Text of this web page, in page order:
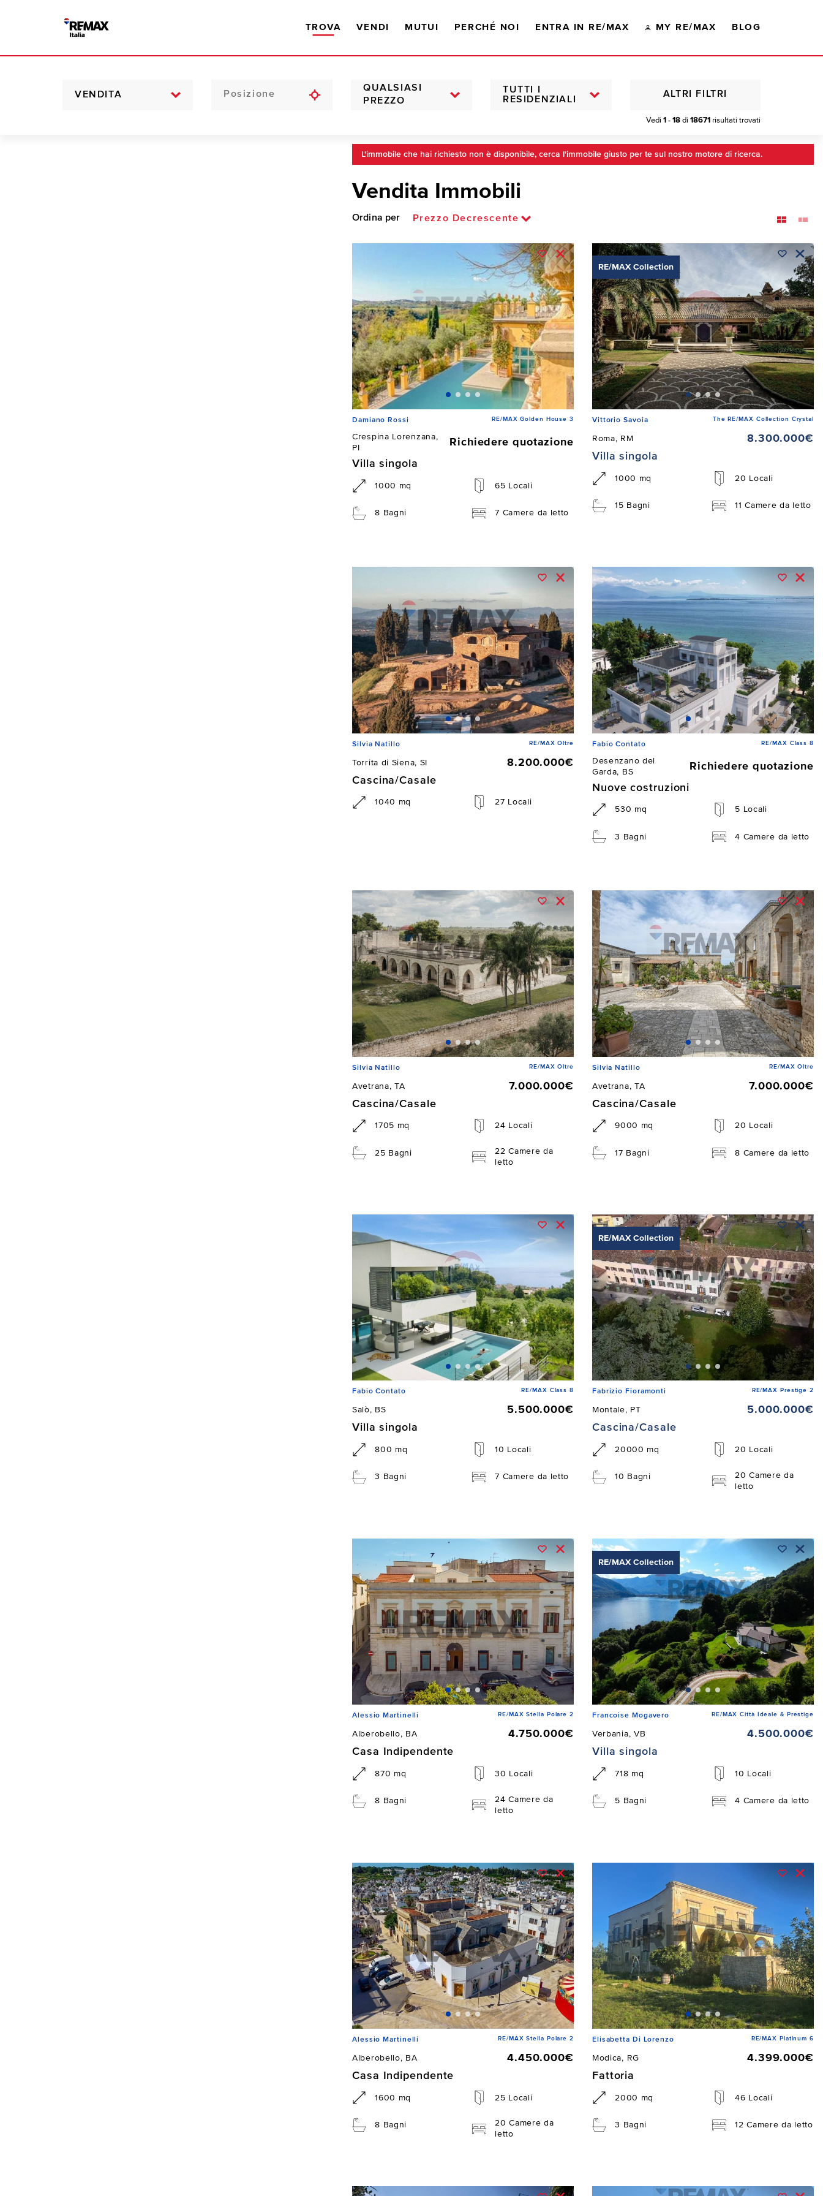
TROVA VENDI MUTUI PERCHÉ NOI ENTRA IN RE/MAX MY RE/MAX BLOG
VENDITA
QUALSIASI
PREZZO
TUTTI I
RESIDENZIALI
Vedi 1 - 18 di 18671 risultati trovati
ALTRI FILTRI
L'immobile che hai richiesto non è disponibile, cerca l'immobile giusto per te sul nostro motore di ricerca.
Vendita Immobili
Ordina per Prezzo Decrescente
Damiano Rossi RE/MAX Golden House 3
Crespina Lorenzana,
PI
Richiedere quotazione
Villa singola
1000 mq 65 Locali
8 Bagni 7 Camere da letto
RE/MAX Collection
Vittorio Savoia The RE/MAX Collection Crystal
Roma, RM
8.300.000€
Villa singola
1000 mq 20 Locali
15 Bagni 11 Camere da letto
Silvia Natillo RE/MAX Oltre
Torrita di Siena, SI
8.200.000€
Cascina/Casale
1040 mq 27 Locali
Fabio Contato RE/MAX Class 8
Desenzano del
Garda, BS
Richiedere quotazione
Nuove costruzioni
530 mq 5 Locali
3 Bagni 4 Camere da letto
Silvia Natillo RE/MAX Oltre
Avetrana, TA
7.000.000€
Cascina/Casale
1705 mq 24 Locali
25 Bagni
22 Camere da
letto
Silvia Natillo RE/MAX Oltre
Avetrana, TA
7.000.000€
Cascina/Casale
9000 mq 20 Locali
17 Bagni 8 Camere da letto
Fabio Contato RE/MAX Class 8
Salò, BS
5.500.000€
Villa singola
800 mq 10 Locali
3 Bagni 7 Camere da letto
RE/MAX Collection
Fabrizio Fioramonti RE/MAX Prestige 2
Montale, PT
5.000.000€
Cascina/Casale
20000 mq 20 Locali
10 Bagni
20 Camere da
letto
Alessio Martinelli RE/MAX Stella Polare 2
Alberobello, BA
4.750.000€
Casa Indipendente
870 mq 30 Locali
8 Bagni
24 Camere da
letto
RE/MAX Collection
Francoise Mogavero RE/MAX Città Ideale & Prestige
Verbania, VB
4.500.000€
Villa singola
718 mq 10 Locali
5 Bagni 4 Camere da letto
Alessio Martinelli RE/MAX Stella Polare 2
Alberobello, BA
4.450.000€
Casa Indipendente
1600 mq 25 Locali
8 Bagni
20 Camere da
letto
Elisabetta Di Lorenzo RE/MAX Platinum 6
Modica, RG
4.399.000€
Fattoria
2000 mq 46 Locali
3 Bagni 12 Camere da letto